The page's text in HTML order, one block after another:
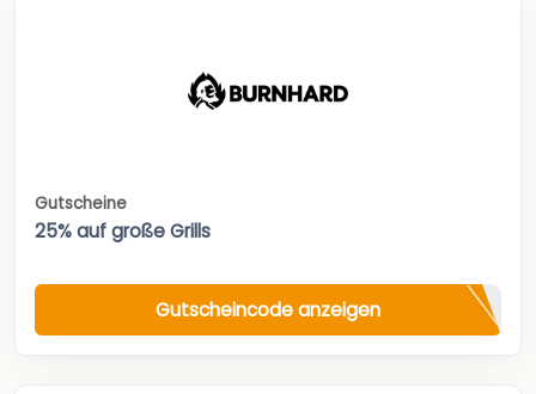
Gutscheine
25% auf große Grills
Gutscheincode anzeigen